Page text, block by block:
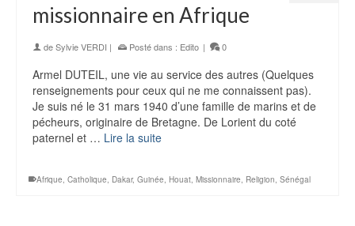
missionnaire en Afrique
deSylvie VERDI | Posté dans : Edito | 0
Armel DUTEIL, une vie au service des autres (Quelques
renseignements pour ceux qui ne me connaissent pas).
Je suis né le 31 mars 1940 d’une famille de marins et de
pécheurs, originaire de Bretagne. De Lorient du coté
paternel et … Lire la suite
Afrique Catholique Dakar, Guinée Houat Missionnaire Religion Sénégal